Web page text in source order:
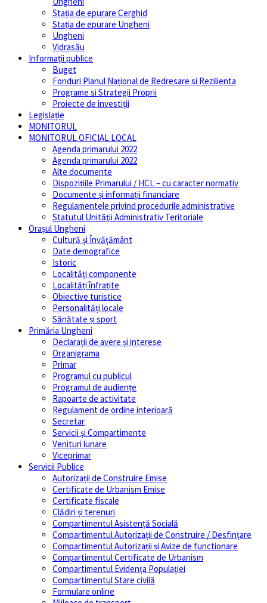
Stația de epurare Cerghid
Stația de epurare Ungheni
Ungheni
Vidrasău
Informații publice
Buget
Fonduri Planul Național de Redresare si Rezilienta
Programe si Strategii Proprii
Proiecte de investiții
Legislație
MONITORUL
MONITORUL OFICIAL LOCAL
Agenda primarului 2022
Agenda primarului 2022
Alte documente
Dispozițiile Primarului / HCL – cu caracter normativ
Documente și informații financiare
Regulamentele privind procedurile administrative
Statutul Unităţii Administrativ Teritoriale
Orașul Ungheni
Cultură și Învăţământ
Date demografice
Istoric
Localități componente
Localități înfrațite
Obiective turistice
Personalități locale
Sănătate și sport
Primăria Ungheni
Declarații de avere și interese
Organigrama
Primar
Programul cu publicul
Programul de audiențe
Rapoarte de activitate
Regulament de ordine interioară
Secretar
Servicii și Compartimente
Venituri lunare
Viceprimar
Servicii Publice
Autorizații de Construire Emise
Certificate de Urbanism Emise
Certificate fiscale
Clădiri și terenuri
Compartimentul Asistență Socială
Compartimentul Autorizații de Construire / Desfințare
Compartimentul Autorizații și Avize de functionare
Compartimentul Certificate de Urbanism
Compartimentul Evidența Populației
Compartimentul Stare civilă
Formulare online